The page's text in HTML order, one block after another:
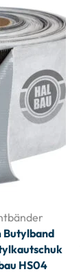
Butylband
HS04